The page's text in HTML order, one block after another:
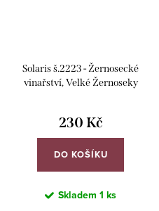
Solaris š.2223 - Žernosecké
vinařství, Velké Žernoseky
230 Kč
DO KOŠÍKU
Skladem 1 ks